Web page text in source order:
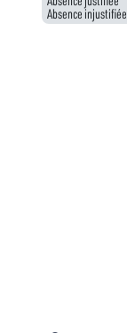
Absence injustifiée